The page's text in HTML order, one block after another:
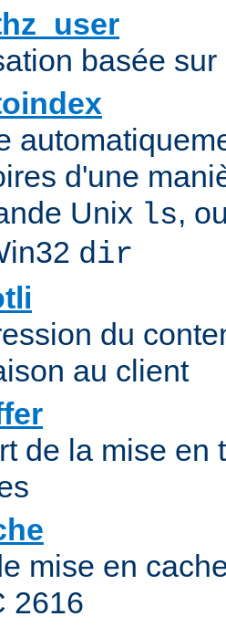
basée
d'une
Unix ls,
dir
du
au client
de la mise en
mise en
2616